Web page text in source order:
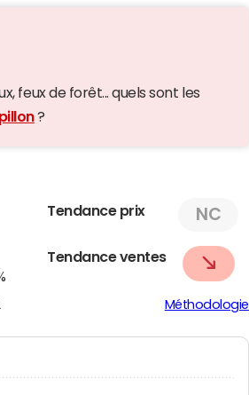
feux de forêt... quels sont les
?
Tendance prix NC
Tendance ventes
Méthodologie